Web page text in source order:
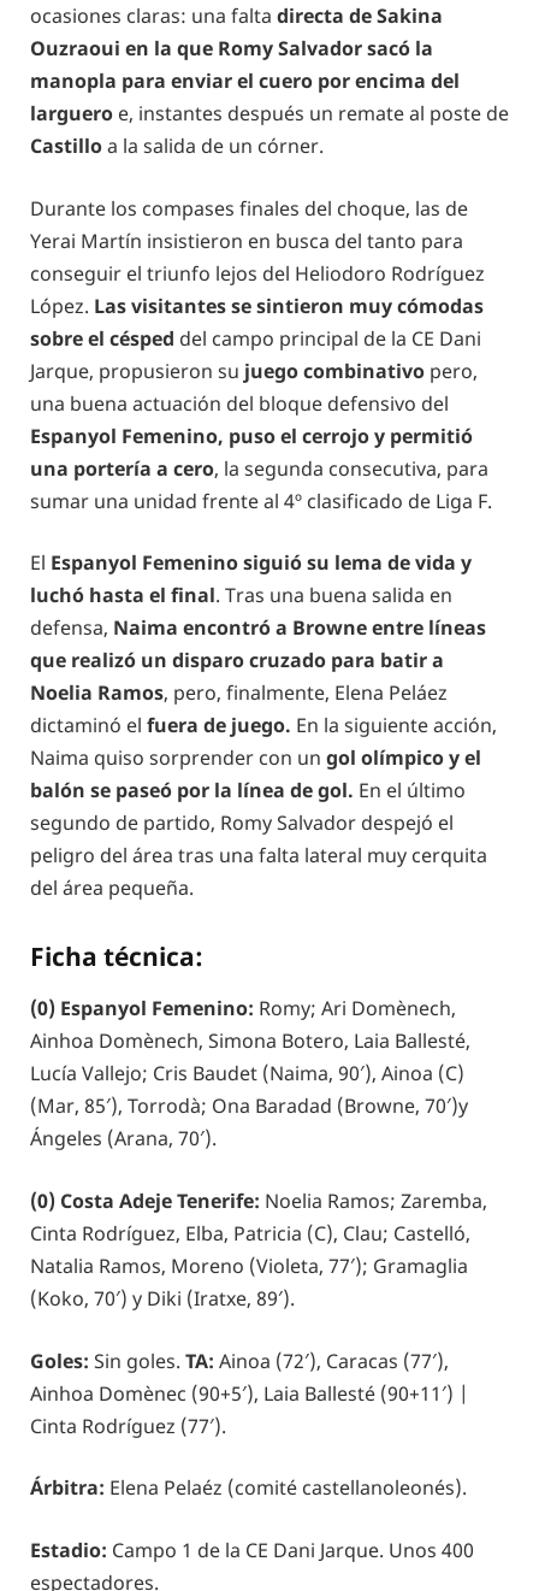
ocasiones claras: una falta directa de Sakina
Ouzraoui en la que Romy Salvador sacó la
manopla para enviar el cuero por encima del
larguero e, instantes después un remate al poste de
Castilloa la salida de un córner.
Durante los compases finales del choque, las de
Yerai Martín insistieron en busca del tanto para
conseguir el triunfo lejos del Heliodoro Rodríguez
López. Las visitantes se sintieron muy cómodas
sobre el césped del campo principal de la CE Dani
Jarque, propusieron su juego combinativo pero,
una buena actuación del bloque defensivo del
Espanyol Femenino, puso el cerrojo y permitió
una portería a cero, la segunda consecutiva, para
sumar una unidad frente al 4º clasificado de Liga F.
El Espanyol Femenino siguió su lema de vida y
luchó hasta el final. Tras una buena salida en
defensa, Naima encontró a Browne entre líneas
que realizó un disparo cruzado para batir a
Noelia Ramos, pero, finalmente, Elena Peláez
dictaminó el fuera de juego. En la siguiente acción,
Naima quiso sorprender con un gol olímpico y el
balón se paseó por la línea de gol. En el último
segundo de partido, Romy Salvador despejó el
peligro del área tras una falta lateral muy cerquita
del área pequeña.
Ficha técnica:
(0) Espanyol Femenino: Romy; Ari Domènech,
Ainhoa Domènech, Simona Botero, Laia Ballesté,
Lucía Vallejo; Cris Baudet (Naima, 90′), Ainoa (C)
(Mar, 85′), Torrodà; Ona Baradad (Browne, 70′)y
Ángeles (Arana, 70′).
(0) Costa Adeje Tenerife: Noelia Ramos; Zaremba,
Cinta Rodríguez, Elba, Patricia (C), Clau; Castelló,
Natalia Ramos, Moreno (Violeta, 77′); Gramaglia
(Koko, 70′) y Diki (Iratxe, 89′).
Goles: Sin goles. TA: Ainoa (72′), Caracas (77′),
Ainhoa Domènec (90+5′), Laia Ballesté (90+11′) |
Cinta Rodríguez (77′).
Árbitra: Elena Pelaéz (comité castellanoleonés).
Estadio: Campo 1 de la CE Dani Jarque. Unos 400
espectadores.